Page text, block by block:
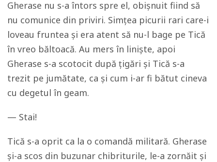
Gherase nu s-a întors spre el, obișnuit fiind să
nu comunice din priviri. Simțea picurii rari care-i
loveau fruntea și era atent să nu-l bage pe Tică
în vreo băltoacă. Au mers în liniște, apoi
Gherase s-a scotocit după țigări și Tică s-a
trezit pe jumătate, ca și cum i-ar fi bătut cineva
cu degetul în geam.
— Stai!
Tică s-a oprit ca la o comandă militară. Gherase
și-a scos din buzunar chibriturile, le-a zornăit și